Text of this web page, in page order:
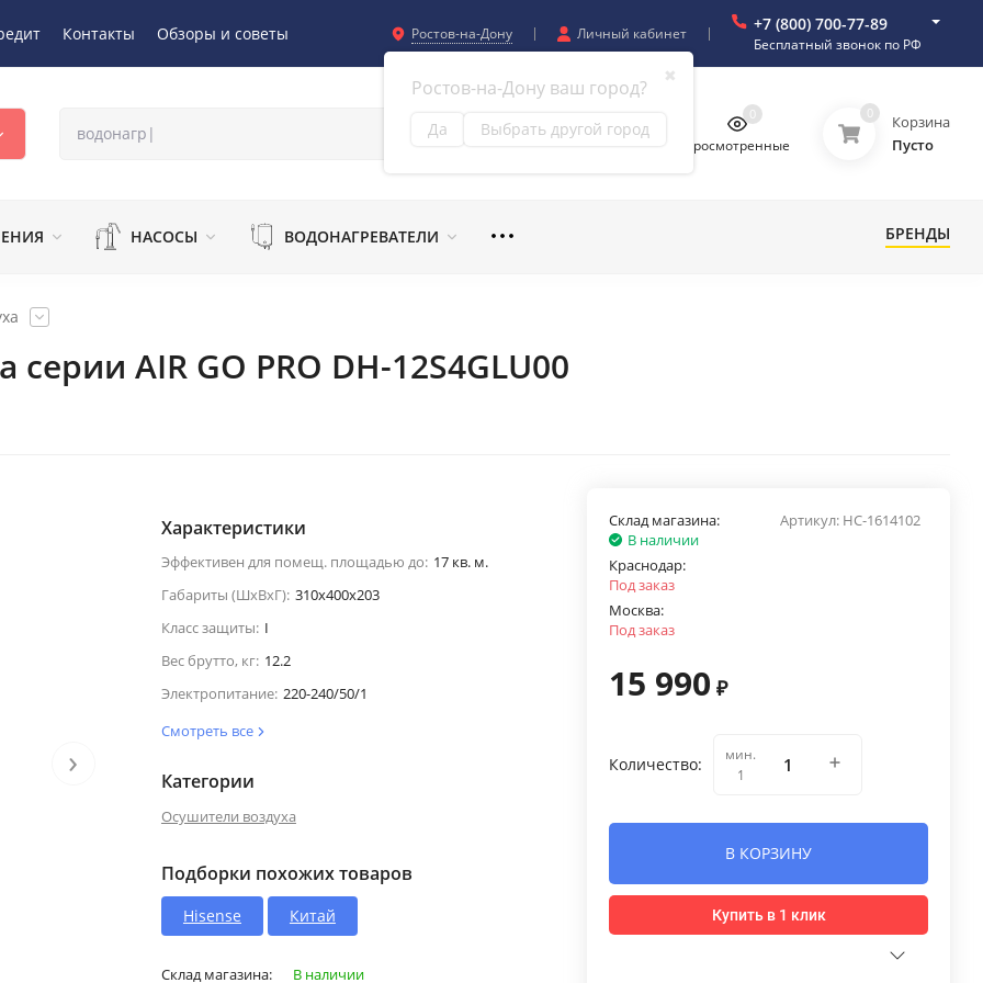
Контакты Обзоры и советы Ростов-на-Дону
✖
Ростов-на-Дону ваш город?
Да Выбрать другой город
Личный кабинет +7 (800) 700-77-89
Бесплатный звонок по РФ
Просмотренные
0 0
Корзина
Пусто
НАСОСЫ ВОДОНАГРЕВАТЕЛИ БРЕНДЫ
AIR GO PRO DH-12S4GLU00
›
Характеристики
Эффективен для помещ. площадью до: 17 кв. м.
Габариты (ШхВхГ): 310x400x203
Класс защиты: I
Вес брутто, кг: 12.2
Электропитание: 220-240/50/1
Смотреть все
Категории
Осушители воздуха
Подборки похожих товаров
Hisense Китай
Склад магазина: В наличии
Артикул: НС-1614102
Склад магазина:
В наличии
Краснодар:
Под заказ
Москва:
Под заказ
15 990 ₽
Количество:
мин.
1
В КОРЗИНУ
Купить в 1 клик